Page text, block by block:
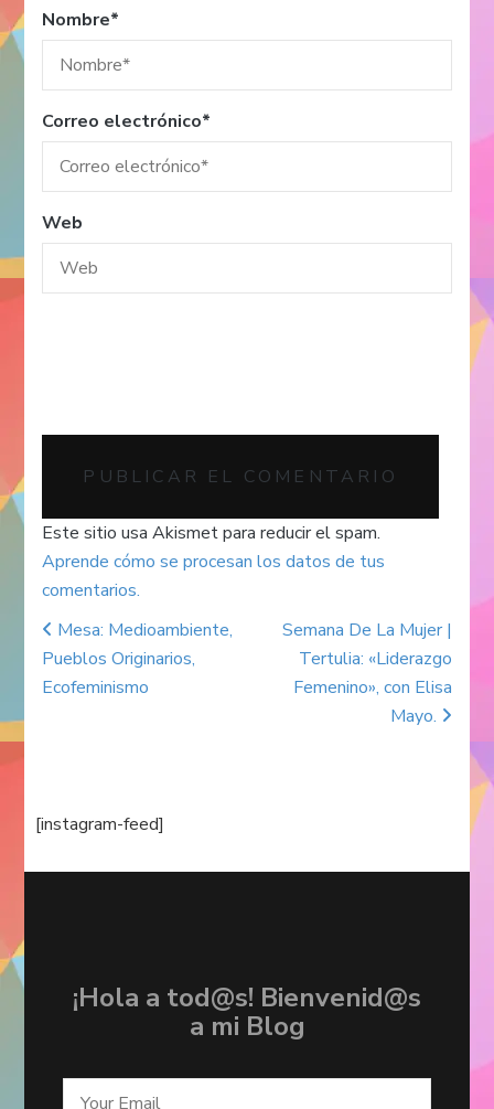
Nombre*
Correo electrónico*
Web
Este sitio usa Akismet para reducir el spam.
Aprende cómo se procesan los datos de tus
comentarios.
Post navigation
Mesa: Medioambiente,
Pueblos Originarios,
Ecofeminismo
Semana De La Mujer |
Tertulia: «Liderazgo
Femenino», con Elisa
Mayo.
[instagram-feed]
¡Hola a tod@s! Bienvenid@s
a mi Blog